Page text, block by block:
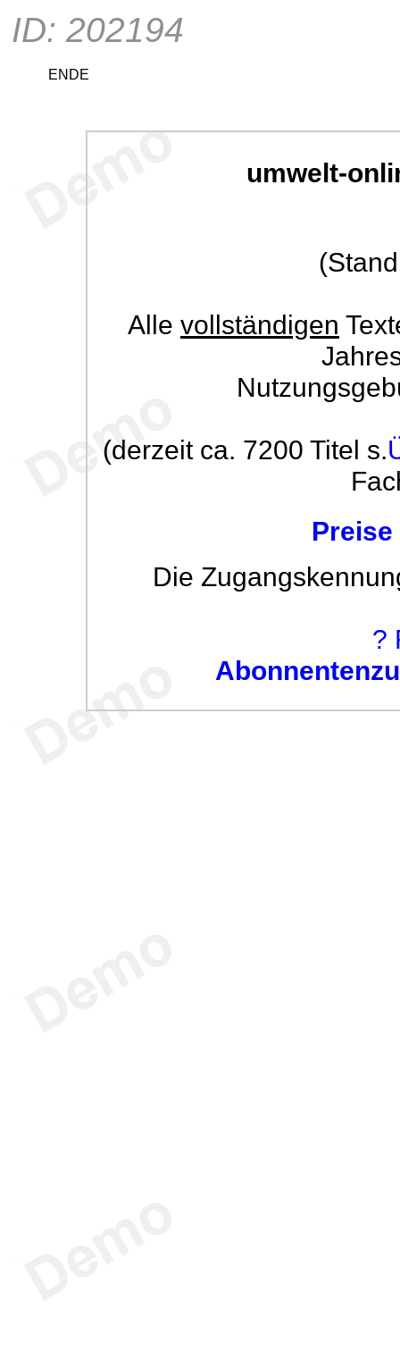
ID: 202194
ENDE
umwelt-
Alle vollständigen
(derzeit ca. 7200 Titel s.
Die
?